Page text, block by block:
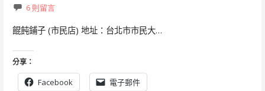
6 則留言
餛飩鋪子 (市民店) 地址：台北市市民大…
分享：
Facebook 電子郵件